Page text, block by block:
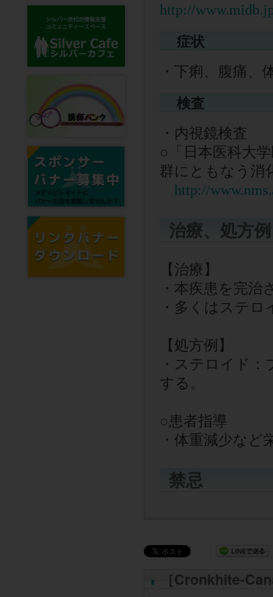
http://
症状
・下痢、腹痛、
検査
・内視鏡検査
○
「日本医科大
群にともなう消
http://
治療、処方例
【治療】
・本疾患を完
・多くはステ
【処方例】
・ステロイド
する。
○患者指導
・体重減少な
禁忌
［Cronkhite-